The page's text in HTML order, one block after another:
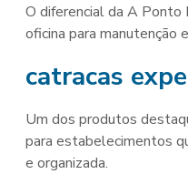
O diferencial da A Ponto
oficina para manutenção
catracas
Um dos produtos
para estabelecimentos
e organizada.